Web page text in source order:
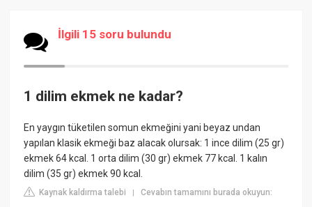
İlgili 15 soru bulundu
1 dilim ekmek ne kadar?
En yaygın tüketilen somun ekmeğini yani beyaz undan
yapılan klasik ekmeği baz alacak olursak: 1 ince dilim (25 gr)
ekmek 64 kcal. 1 orta dilim (30 gr) ekmek 77 kcal. 1 kalın
dilim (35 gr) ekmek 90 kcal.
Kaynak kaldırma talebi |Cevabın tamamını burada okuyun: